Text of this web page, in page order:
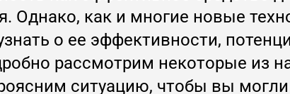
Однако, как и многие новые
о ее эффективности,
рассмотрим некоторые из
ситуацию, чтобы вы